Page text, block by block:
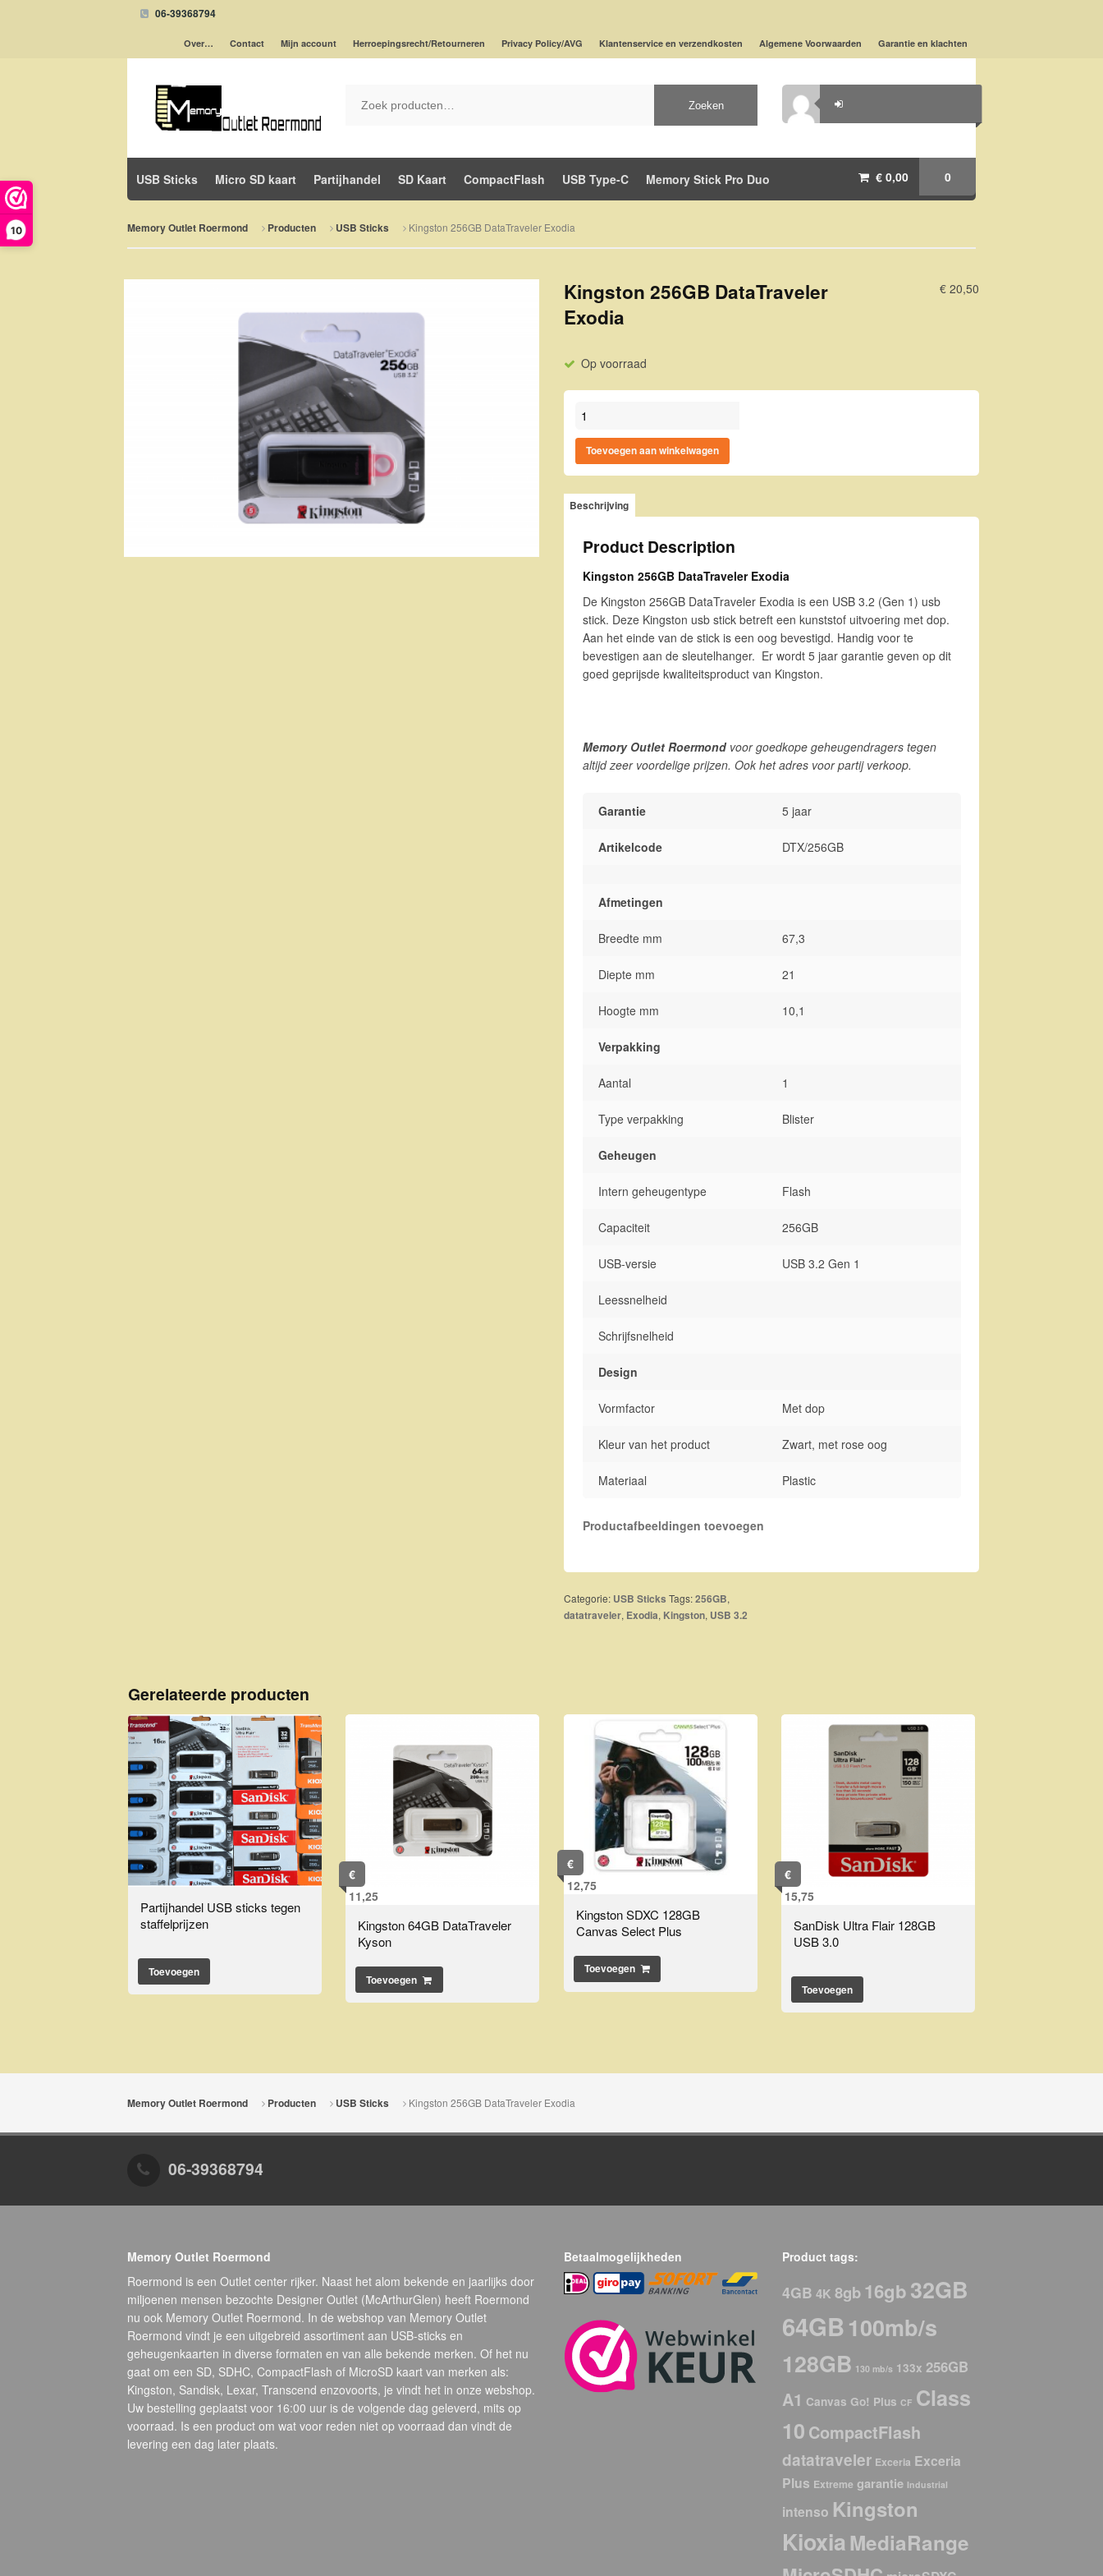
10
06-39368794
Over… Contact Mijn account Herroepingsrecht/Retourneren Privacy Policy/AVG Klantenservice en verzendkosten Algemene Voorwaarden Garantie en klachten
Zoeken
€ 0,00 0
USB Sticks Micro SD kaart Partijhandel SD Kaart CompactFlash USB Type-C Memory Stick Pro Duo
Memory Outlet Roermond Producten USB Sticks Kingston 256GB DataTraveler Exodia
Kingston 256GB DataTraveler
Exodia
€ 20,50
Op voorraad
Kingston 256GB DataTraveler Exodia aantal
Toevoegen aan winkelwagen
Beschrijving
Product Description
Kingston 256GB DataTraveler Exodia
De Kingston 256GB DataTraveler Exodia is een USB 3.2 (Gen 1) usb
stick. Deze Kingston usb stick betreft een kunststof uitvoering met dop.
Aan het einde van de stick is een oog bevestigd. Handig voor te
bevestigen aan de sleutelhanger. Er wordt 5 jaar garantie geven op dit
goed geprijsde kwaliteitsproduct van Kingston.
Memory Outlet Roermondvoor goedkope geheugendragers tegen
altijd zeer voordelige prijzen. Ook het adres voor partij verkoop.
Garantie 5 jaar
Artikelcode DTX/256GB
Afmetingen
Breedte mm 67,3
Diepte mm 21
Hoogte mm 10,1
Verpakking
Aantal 1
Type verpakking Blister
Geheugen
Intern geheugentype Flash
Capaciteit 256GB
USB-versie USB 3.2 Gen 1
Leessnelheid
Schrijfsnelheid
Design
Vormfactor Met dop
Kleur van het product Zwart, met rose oog
Materiaal Plastic
Productafbeeldingen toevoegen
Categorie: USB Sticks Tags:256GB,
datatraveler, Exodia, Kingston, USB 3.2
Gerelateerde producten
Partijhandel USB sticks tegen
staffelprijzen
Toevoegen
€
11,25
Kingston 64GB DataTraveler
Kyson
Toevoegen
€
12,75
Kingston SDXC 128GB
Canvas Select Plus
Toevoegen
€
15,75
SanDisk Ultra Flair 128GB
USB 3.0
Toevoegen
Memory Outlet Roermond Producten USB Sticks Kingston 256GB DataTraveler Exodia
06-39368794
Memory Outlet Roermond
Roermond is een Outlet center rijker. Naast het alom bekende en jaarlijks door
miljoenen mensen bezochte Designer Outlet (McArthurGlen) heeft Roermond
nu ook Memory Outlet Roermond. In de webshop van Memory Outlet
Roermond vindt je een uitgebreid assortiment aan USB-sticks en
geheugenkaarten in diverse formaten en van alle bekende merken. Of het nu
gaat om een SD, SDHC, CompactFlash of MicroSD kaart van merken als:
Kingston, Sandisk, Lexar, Transcend enzovoorts, je vindt het in onze webshop.
Uw bestelling geplaatst voor 16:00 uur is de volgende dag geleverd, mits op
voorraad. Is een product om wat voor reden niet op voorraad dan vindt de
levering een dag later plaats.
Betaalmogelijkheden Product tags:
4GB 4K 8gb16gb32GB
64GB100mb/s
128GB 130 mb/s 133x 256GB
A1 Canvas Go! Plus CF Class
10 CompactFlash
datatraveler Exceria Exceria
Plus Extreme garantie Industrial
intenso Kingston
Kioxia MediaRange